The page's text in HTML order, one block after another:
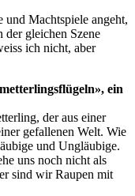
und Machtspiele angeht,
der gleichen Szene
ich nicht, aber
ein
der aus einer
gefallenen Welt. Wie
und Ungläubige.
uns noch nicht als
sind wir Raupen mit